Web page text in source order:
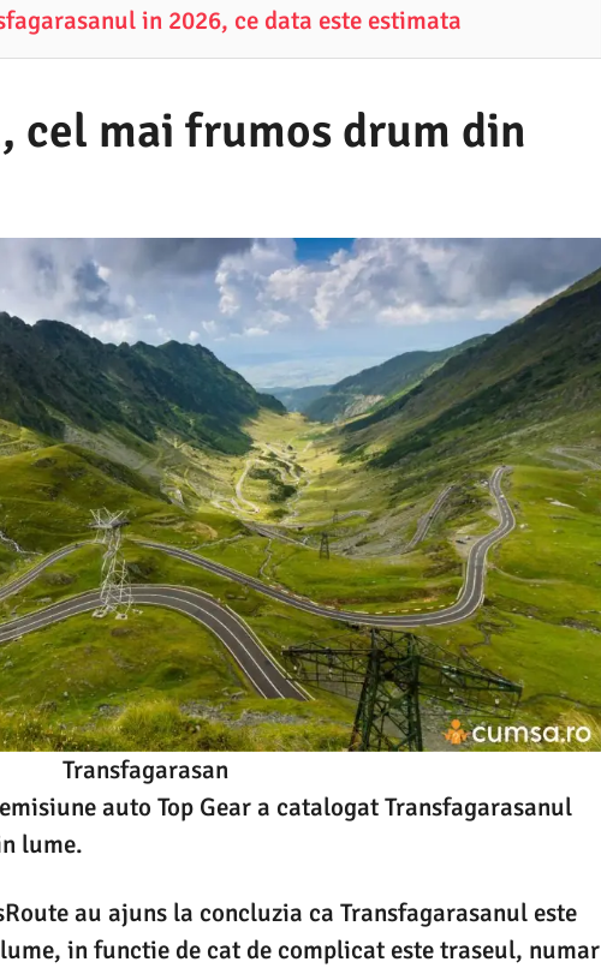
in 2026, ce data este estimata
cel mai frumos drum din
Transfagarasan
auto Top Gear a catalogat Transfagarasanul
lume.
au ajuns la concluzia ca Transfagarasanul este
in functie de cat de complicat este traseul, numar